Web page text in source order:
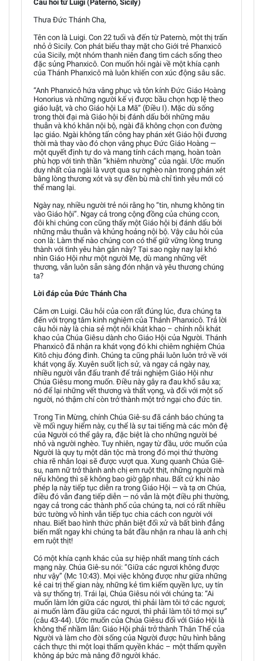
Câu hỏi từ Luigi (Paternò, Sicily)
Thưa Đức Thánh Cha,
Tên con là Luigi. Con 22 tuổi và đến từ Paternò, một thị trấn
nhỏ ở Sicily. Con phát biểu thay mặt cho Giới trẻ Phanxicô
của Sicily, một nhóm thanh niên đang tìm cách sống theo
đặc sủng Phanxicô. Con muốn hỏi ngài về một khía cạnh
của Thánh Phanxicô mà luôn khiến con xúc động sâu sắc.
“Anh Phanxicô hứa vâng phục và tôn kính Đức Giáo Hoàng
Honorius và những người kế vị được bầu chọn hợp lệ theo
giáo luật, và cho Giáo hội La Mã” (Điều I). Mặc dù sống
trong thời đại mà Giáo hội bị đánh dấu bởi những mâu
thuẫn và khó khăn nội bộ, ngài đã không chọn con đường
lạc giáo. Ngài không tấn công hay phán xét Giáo hội đương
thời mà thay vào đó chọn vâng phục Đức Giáo Hoàng —
một quyết định tự do và mang tính cách mạng, hoàn toàn
phù hợp với tinh thần “khiêm nhường” của ngài. Ước muốn
duy nhất của ngài là vượt qua sự nghèo nàn trong phán xét
bằng lòng thương xót và sự đền bù mà chỉ tình yêu mới có
thể mang lại.
Ngày nay, nhiều người trẻ nói rằng họ “tin, nhưng không tin
vào Giáo hội”. Ngay cả trong cộng đồng của chúng ccon,
đôi khi chúng con cũng thấy một Giáo hội bị đánh dấu bởi
những mâu thuẫn và khủng hoảng nội bộ. Vậy câu hỏi của
con là: Làm thế nào chúng con có thể giữ vững lòng trung
thành với tình yêu hàn gắn này? Tại sao ngày nay lại khó
nhìn Giáo Hội như một người Mẹ, dù mang những vết
thương, vẫn luôn sẵn sàng đón nhận và yêu thương chúng
ta?
Lời đáp của Đức Thánh Cha
Cảm ơn Luigi. Câu hỏi của con rất đúng lúc, đưa chúng ta
đến với trọng tâm kinh nghiệm của Thánh Phanxicô. Trả lời
câu hỏi này là chia sẻ một nỗi khát khao – chính nỗi khát
khao của Chúa Giêsu dành cho Giáo Hội của Người. Thánh
Phanxicô đã nhận ra khát vọng đó khi chiêm nghiệm Chúa
Kitô chịu đóng đinh. Chúng ta cũng phải luôn luôn trở về với
khát vọng ấy. Xuyên suốt lịch sử, và ngay cả ngày nay,
nhiều người vẫn đấu tranh để trải nghiệm Giáo Hội như
Chúa Giêsu mong muốn. Điều này gây ra đau khổ sâu xa;
nó để lại những vết thương và thất vọng, và đối với một số
người, nó thậm chí còn trở thành một trở ngại cho đức tin.
Trong Tin Mừng, chính Chúa Giê-su đã cảnh báo chúng ta
về mối nguy hiểm này, cụ thể là sự tai tiếng mà các môn đệ
của Người có thể gây ra, đặc biệt là cho những người bé
nhỏ và người nghèo. Tuy nhiên, ngay từ đầu, ước muốn của
Người là quy tụ một dân tộc mà trong đó mọi thứ thường
chia rẽ nhân loại sẽ được vượt qua. Xung quanh Chúa Giê-
su, nam nữ trở thành anh chị em ruột thịt, những người mà
nếu không thì sẽ không bao giờ gặp nhau. Bất cứ khi nào
phép lạ này tiếp tục diễn ra trong Giáo Hội — và tạ ơn Chúa,
điều đó vẫn đang tiếp diễn — nó vẫn là một điều phi thường,
ngay cả trong các thành phố của chúng ta, nơi có rất nhiều
bức tường vô hình vẫn tiếp tục chia cách con người với
nhau. Biết bao hình thức phân biệt đối xử và bất bình đẳng
biến mất ngay khi chúng ta bắt đầu nhận ra nhau là anh chị
em ruột thịt!
Có một khía cạnh khác của sự hiệp nhất mang tính cách
mạng này. Chúa Giê-su nói: “Giữa các ngươi không được
như vậy” (Mc 10:43). Mọi việc không được như giữa những
kẻ cai trị thế gian này, những kẻ tìm kiếm quyền lực, uy tín
và sự thống trị. Trái lại, Chúa Giêsu nói với chúng ta: “Ai
muốn làm lớn giữa các ngươi, thì phải làm tôi tớ các ngươi;
ai muốn làm đầu giữa các ngươi, thì phải làm tôi tớ mọi sự”
(câu 43-44). Ước muốn của Chúa Giêsu đối với Giáo Hội là
không thể nhầm lẫn: Giáo Hội phải trở thành Thân Thể của
Người và làm cho đời sống của Người được hữu hình bằng
cách thực thi một loại thẩm quyền khác – một thẩm quyền
không áp bức mà nâng đỡ người khác.